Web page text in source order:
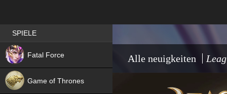
Alle neuigkeiten
Best RPG games in Germany
SPIELE
Fatal Force
NEW
Game of Thrones